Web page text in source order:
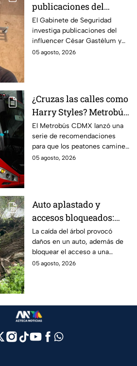
publicaciones del
influencer César
Gastélum por alusión a
"La Mayiza"
El Gabinete de Seguridad
investiga publicaciones del
influencer César Gastélum y
analiza videos tras su
05 agosto, 2026
¿Cruzas las calles como
Harry Styles? Metrobús
lanza
recomendaciones de
seguridad para
peatones en CDMX
El Metrobús CDMX lanzó una
serie de recomendaciones
para que los peatones caminen
y crucen las calles con
05 agosto, 2026
Auto aplastado y
accesos bloqueados:
Cae gigantesco árbol en
calles de la GAM y deja
graves daños
La caída del árbol provocó
daños en un auto, además de
bloquear el acceso a una
unidad habitacional en la
05 agosto, 2026